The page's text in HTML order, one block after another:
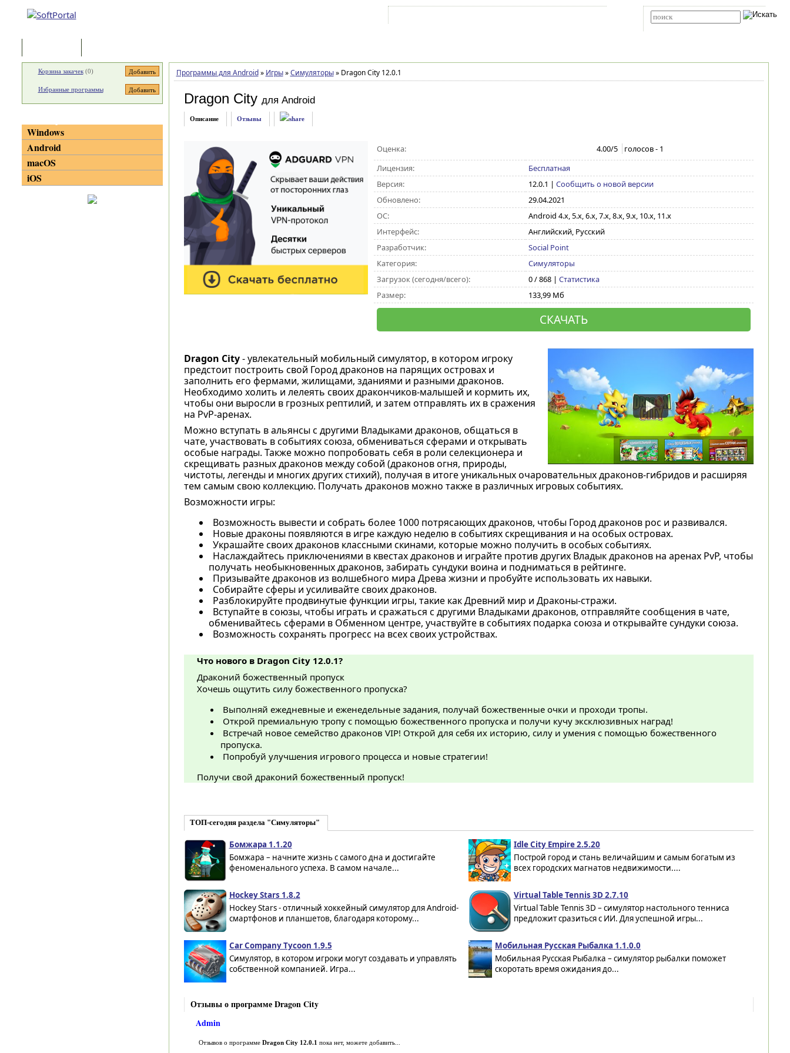
Программы для Android » Игры » Симуляторы »Dragon City 12.0.1
Dragon City для Android
Описание Отзывы
Оценка: 4.00/5 голосов - 1
Лицензия:
Бесплатная
Версия:
12.0.1 | Сообщить о новой версии
Обновлено:
29.04.2021
ОС:
Android 4.x, 5.x, 6.x, 7.x, 8.x, 9.x, 10.x, 11.x
Интерфейс:
Английский, Русский
Разработчик:
Social Point
Категория:
Симуляторы
Загрузок (сегодня/всего):
0 / 868 | Статистика
Размер:
133,99 Мб
СКАЧАТЬ
Dragon City- увлекательный мобильный симулятор, в котором игроку
предстоит построить свой Город драконов на парящих островах и
заполнить его фермами, жилищами, зданиями и разными драконов.
Необходимо холить и лелеять своих дракончиков-малышей и кормить их,
чтобы они выросли в грозных рептилий, и затем отправлять их в сражения
на PvP-аренах.
Можно вступать в альянсы с другими Владыками драконов, общаться в
чате, участвовать в событиях союза, обмениваться сферами и открывать
особые награды. Также можно попробовать себя в роли селекционера и
скрещивать разных драконов между собой (драконов огня, природы,
чистоты, легенды и многих других стихий), получая в итоге уникальных очаровательных драконов-гибридов и расширяя
тем самым свою коллекцию. Получать драконов можно также в различных игровых событиях.
Возможности игры:
Возможность вывести и собрать более 1000 потрясающих драконов, чтобы Город драконов рос и развивался.
Новые драконы появляются в игре каждую неделю в событиях скрещивания и на особых островах.
Украшайте своих драконов классными скинами, которые можно получить в особых событиях.
Наслаждайтесь приключениями в квестах драконов и играйте против других Владык драконов на аренах PvP, чтобы
получать необыкновенных драконов, забирать сундуки воина и подниматься в рейтинге.
Призывайте драконов из волшебного мира Древа жизни и пробуйте использовать их навыки.
Собирайте сферы и усиливайте своих драконов.
Разблокируйте продвинутые функции игры, такие как Древний мир и Драконы-стражи.
Вступайте в союзы, чтобы играть и сражаться с другими Владыками драконов, отправляйте сообщения в чате,
обменивайтесь сферами в Обменном центре, участвуйте в событиях подарка союза и открывайте сундуки союза.
Возможность сохранять прогресс на всех своих устройствах.
Что нового в Dragon City 12.0.1?
Драконий божественный пропуск
Хочешь ощутить силу божественного пропуска?
Выполняй ежедневные и еженедельные задания, получай божественные очки и проходи тропы.
Открой премиальную тропу с помощью божественного пропуска и получи кучу эксклюзивных наград!
Встречай новое семейство драконов VIP! Открой для себя их историю, силу и умения с помощью божественного
пропуска.
Попробуй улучшения игрового процесса и новые стратегии!
Получи свой драконий божественный пропуск!
ТОП-сегодня раздела "Симуляторы"
Бомжара 1.1.20
Бомжара – начните жизнь с самого дна и достигайте
феноменального успеха. В самом начале...
Idle City Empire 2.5.20
Построй город и стань величайшим и самым богатым из
всех городских магнатов недвижимости....
Hockey Stars 1.8.2
Hockey Stars - отличный хоккейный симулятор для Android-
смартфонов и планшетов, благодаря которому...
Virtual Table Tennis 3D 2.7.10
Virtual Table Tennis 3D – симулятор настольного тенниса
предложит сразиться с ИИ. Для успешной игры...
Car Company Tycoon 1.9.5
Симулятор, в котором игроки могут создавать и управлять
собственной компанией. Игра...
Мобильная Русская Рыбалка 1.1.0.0
Мобильная Русская Рыбалка – симулятор рыбалки поможет
скоротать время ожидания до...
Отзывы о программе Dragon City
Admin
Отзывов о программе Dragon City 12.0.1 пока нет, можете добавить...
Корзина закачек(0)
Избранные программы
Windows
Android
macOS
iOS